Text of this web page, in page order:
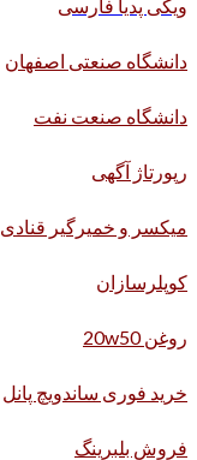
ویکی پدیا فارسی
دانشگاه صنعتی اصفهان
دانشگاه صنعت نفت
رپورتاژ آگهی
میکسر و خمیرگیر قنادی
کوپلرسازان
روغن 20w50
خرید فوری ساندویچ پانل
فروش بلبرینگ